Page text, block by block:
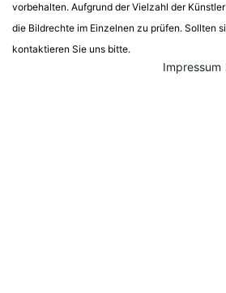
vorbehalten. Aufgrund der Vielzahl der
die Bildrechte im Einzelnen zu prüfen. Sollten
kontaktieren Sie uns bitte.
Impressum